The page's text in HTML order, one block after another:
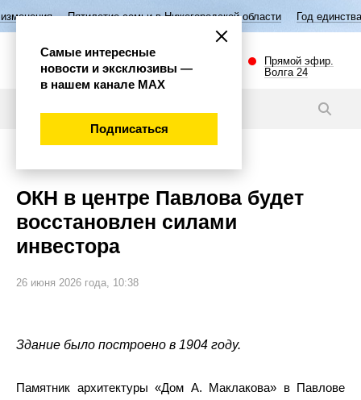
семьи в Нижегородской области Год единства народов России
Прямой эфир.
Волга 24
ОКН в центре Павлова будет
восстановлен силами
инвестора
26 июня 2026 года, 10:38
Здание было построено в 1904 году.
Памятник архитектуры «Дом А. Маклакова» в Павлове
Самые интересные
новости и эксклюзивы —
в нашем канале МАХ
Подписаться